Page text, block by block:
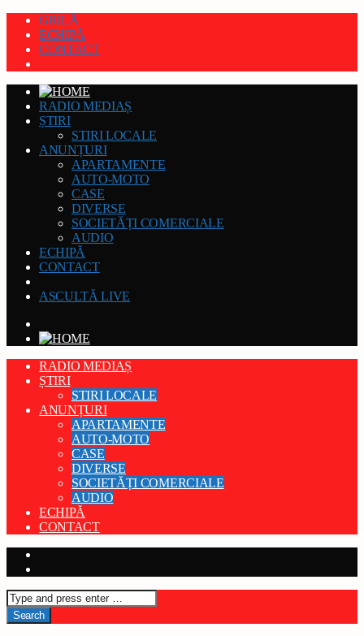
GRILĂ
ECHIPĂ
CONTACT
RADIO MEDIAȘ
ȘTIRI
STIRI LOCALE
ANUNȚURI
APARTAMENTE
AUTO-MOTO
CASE
DIVERSE
SOCIETĂȚI COMERCIALE
AUDIO
ECHIPĂ
CONTACT
ASCULTĂ LIVE
RADIO MEDIAȘ
ȘTIRI
STIRI LOCALE
ANUNȚURI
APARTAMENTE
AUTO-MOTO
CASE
DIVERSE
SOCIETĂȚI COMERCIALE
AUDIO
ECHIPĂ
CONTACT